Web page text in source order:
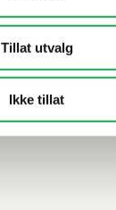
Tillat utvalg
Ikke tillat